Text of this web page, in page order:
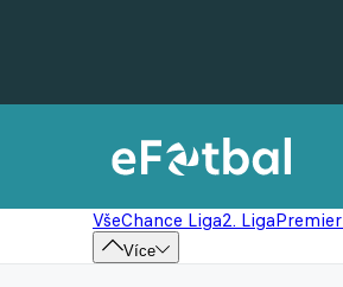
VšeChance Liga2. Liga
Více